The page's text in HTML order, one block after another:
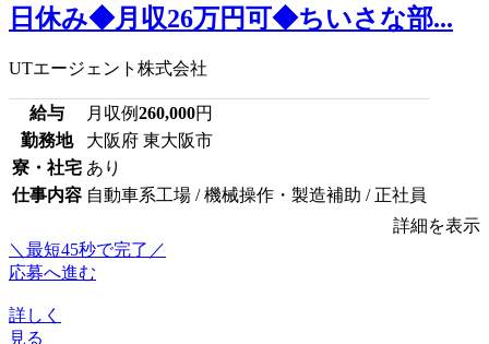
日休み◆月収26万円可◆ちいさな部...
UTエージェント株式会社
給与 月収例260,000円
勤務地
大阪府 東大阪市
寮・社宅 あり
仕事内容 自動車系工場 / 機械操作・製造補助 / 正社員
詳細を表示
＼最短45秒で完了／
応募へ進む
詳しく
見る